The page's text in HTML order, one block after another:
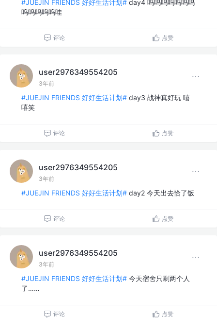
#JUEJIN FRIENDS 好好生活计划# day4 呜呜呜呜呜呜呜
呜呜呜呜呜哇
评论 点赞
user2976349554205
3年前
#JUEJIN FRIENDS 好好生活计划# day3 战神真好玩 嘻
嘻笑
评论 点赞
user2976349554205
3年前
#JUEJIN FRIENDS 好好生活计划# day2 今天出去恰了饭
评论 点赞
user2976349554205
3年前
#JUEJIN FRIENDS 好好生活计划# 今天宿舍只剩两个人
了……
评论 点赞